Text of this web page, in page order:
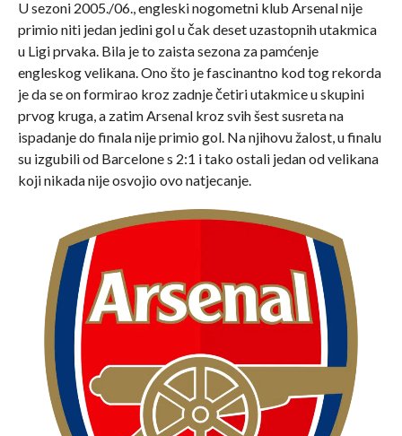
U sezoni 2005./06., engleski nogometni klub Arsenal nije
primio niti jedan jedini gol u čak deset uzastopnih utakmica
u Ligi prvaka. Bila je to zaista sezona za pamćenje
engleskog velikana. Ono što je fascinantno kod tog rekorda
je da se on formirao kroz zadnje četiri utakmice u skupini
prvog kruga, a zatim Arsenal kroz svih šest susreta na
ispadanje do finala nije primio gol. Na njihovu žalost, u finalu
su izgubili od Barcelone s 2:1 i tako ostali jedan od velikana
koji nikada nije osvojio ovo natjecanje.